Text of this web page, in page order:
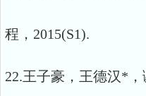
程，2015(S1).
22.王子豪，王德汉*